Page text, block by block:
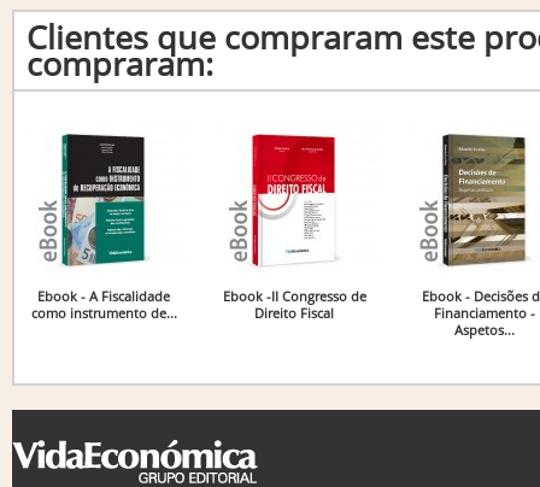
Clientes que compraram este
compraram:
Ebook - A Fiscalidade
como instrumento de...
Ebook -II Congresso de
Direito Fiscal
Ebook - Decisões
Financiamento -
Aspetos...